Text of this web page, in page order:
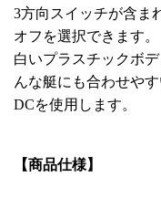
3方向スイッチが含ま
オフを選択できます。
白いプラスチックボ
んな艇にも合わせや
DCを使用します。
【商品仕様】